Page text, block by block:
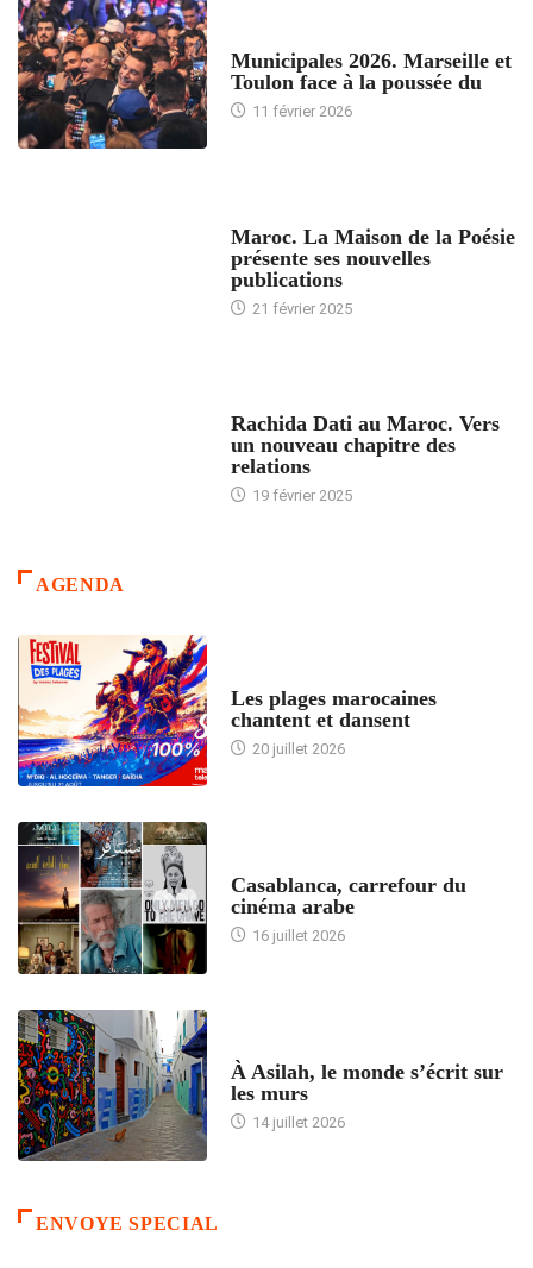
Municipales 2026. Marseille et
Toulon face à la poussée du
11 février 2026
Maroc. La Maison de la Poésie
présente ses nouvelles
publications
21 février 2025
Rachida Dati au Maroc. Vers
un nouveau chapitre des
relations
19 février 2025
AGENDA
Les plages marocaines
chantent et dansent
20 juillet 2026
Casablanca, carrefour du
cinéma arabe
16 juillet 2026
À Asilah, le monde s’écrit sur
les murs
14 juillet 2026
ENVOYE SPECIAL